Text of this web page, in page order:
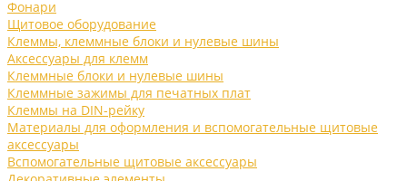
Фонари
Щитовое оборудование
Клеммы, клеммные блоки и нулевые шины
Аксессуары для клемм
Клеммные блоки и нулевые шины
Клеммные зажимы для печатных плат
Клеммы на DIN-рейку
Материалы для оформления и вспомогательные щитовые
аксессуары
Вспомогательные щитовые аксессуары